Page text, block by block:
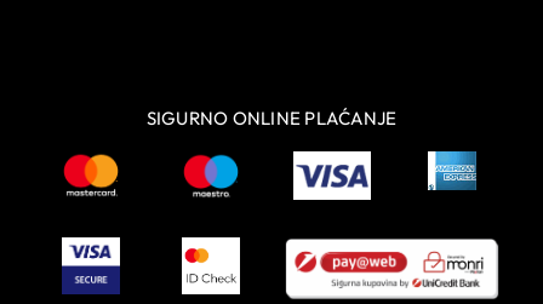
SIGURNO ONLINE PLAĆANJE